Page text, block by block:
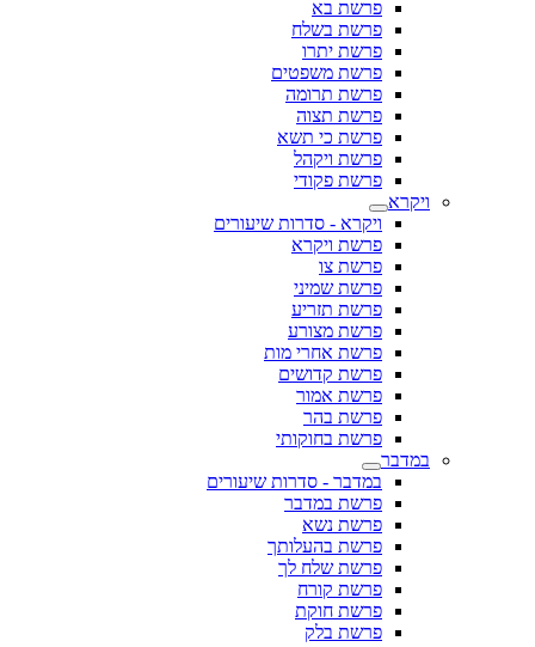
פרשת בא
פרשת בשלח
פרשת יתרו
פרשת משפטים
פרשת תרומה
פרשת תצוה
פרשת כי תשא
פרשת ויקהל
פרשת פקודי
ויקרא
ויקרא - סדרות שיעורים
פרשת ויקרא
פרשת צו
פרשת שמיני
פרשת תזריע
פרשת מצורע
פרשת אחרי מות
פרשת קדושים
פרשת אמור
פרשת בהר
פרשת בחוקותי
במדבר
במדבר - סדרות שיעורים
פרשת במדבר
פרשת נשא
פרשת בהעלותך
פרשת שלח לך
פרשת קורח
פרשת חוקת
פרשת בלק